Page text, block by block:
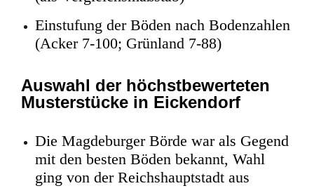
Einstufung der Böden nach Bodenzahlen
(Acker 7-100; Grünland 7-88)
Auswahl der höchstbewerteten
Musterstücke in Eickendorf
Die Magdeburger Börde war als Gegend
mit den besten Böden bekannt, Wahl
ging von der Reichshauptstadt aus